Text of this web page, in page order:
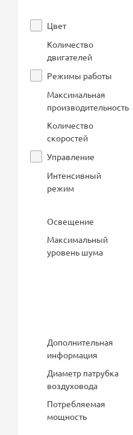
Цвет
Количество
двигателей
Режимы работы
Максимальная
производительность
Количество
скоростей
Управление
Интенсивный
режим
Освещение
Максимальный
уровень шума
Дополнительная
информация
Диаметр патрубка
воздуховода
Потребляемая
мощность